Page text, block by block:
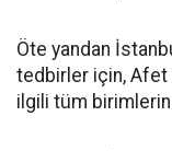
Öte yandan
tedbirler için, Afet
ilgili tüm birimlerin